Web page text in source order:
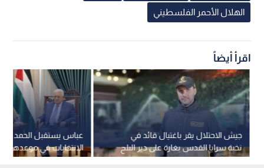
الهلال الأحمر الفلسطيني
اقرأ أيضاً
عباس يستقبل الحمد الله
تشرين الثاني 2026
جيش الاحتلال يقر باغتيال قائد في
نخبة سرايا القدس بغارة على دير البلح